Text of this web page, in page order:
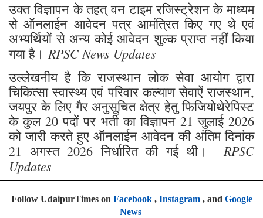
उक्त विज्ञापन के तहत् वन टाइम रजिस्ट्रेशन के माध्यम
से ऑनलाईन आवेदन पत्र आमंत्रित किए गए थे एवं
अभ्यर्थियों से अन्य कोई आवेदन शुल्क प्राप्त नहीं किया
गया है। RPSC News Updates
उल्लेखनीय है कि राजस्थान लोक सेवा आयोग द्वारा
चिकित्सा स्वास्थ्य एवं परिवार कल्याण सेवाऐं राजस्थान,
जयपुर के लिए गैर अनुसूचित क्षेत्र हेतु फिजियोथेरेपिस्ट
के कुल 20 पदों पर भर्ती का विज्ञापन 21 जुलाई 2026
को जारी करते हुए ऑनलाईन आवेदन की अंतिम दिनांक
21 अगस्त 2026 निर्धारित की गई थी। RPSC
Updates
Follow UdaipurTimes on Facebook, Instagram, and Google
News